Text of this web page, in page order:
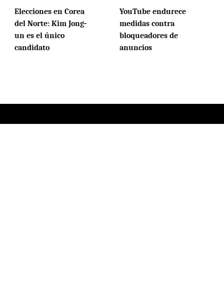
Elecciones en Corea
del Norte: Kim Jong-
un es el único
candidato
YouTube endurece
medidas contra
bloqueadores de
anuncios